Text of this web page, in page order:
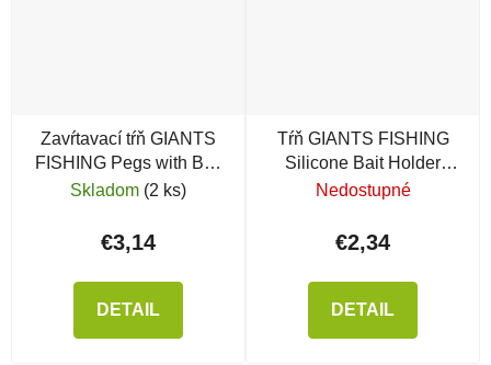
Zavŕtavací tŕň GIANTS
FISHING Pegs with Bait
Rings
Skladom (2 ks)
€3,14
DETAIL
Tŕň GIANTS FISHING
Silicone Bait Holder
Spike
Nedostupné
€2,34
DETAIL